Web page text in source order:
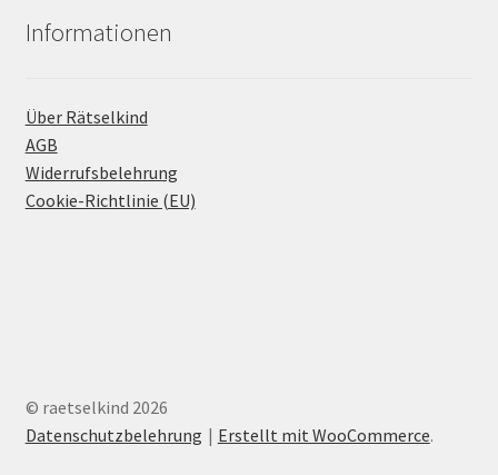
Informationen
Über Rätselkind
AGB
Widerrufsbelehrung
Cookie-Richtlinie (EU)
© raetselkind 2026
Datenschutzbelehrung
Erstellt mit WooCommerce.